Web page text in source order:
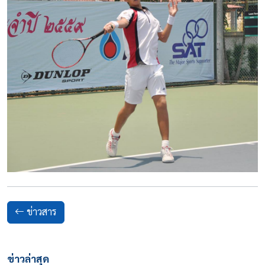
ข่าวสาร
ข่าวล่าสุด